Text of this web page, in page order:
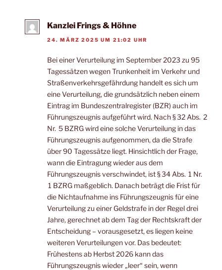
Kanzlei Frings & Höhne
24. MÄRZ 2025 UM 21:02 UHR
Bei einer Verurteilung im September 2023 zu 95
Tagessätzen wegen Trunkenheit im Verkehr und
Straßenverkehrsgefährdung handelt es sich um
eine Verurteilung, die grundsätzlich neben einem
Eintrag im Bundeszentralregister (BZR) auch im
Führungszeugnis aufgeführt wird. Nach § 32 Abs. 2
Nr. 5 BZRG wird eine solche Verurteilung in das
Führungszeugnis aufgenommen, da die Strafe
über 90 Tagessätze liegt. Hinsichtlich der Frage,
wann die Eintragung wieder aus dem
Führungszeugnis verschwindet, ist § 34 Abs. 1 Nr.
1 BZRG maßgeblich. Danach beträgt die Frist für
die Nichtaufnahme ins Führungszeugnis für eine
Verurteilung zu einer Geldstrafe in der Regel drei
Jahre, gerechnet ab dem Tag der Rechtskraft der
Entscheidung – vorausgesetzt, es liegen keine
weiteren Verurteilungen vor. Das bedeutet:
Frühestens ab Herbst 2026 kann das
Führungszeugnis wieder „leer“ sein, wenn